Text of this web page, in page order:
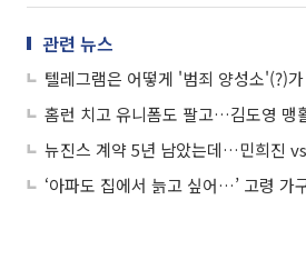
관련 뉴스
텔레그램은 어떻게 '범죄 양성소'(?)
‘아파도 집에서 늙고 싶어…’ 고령 가